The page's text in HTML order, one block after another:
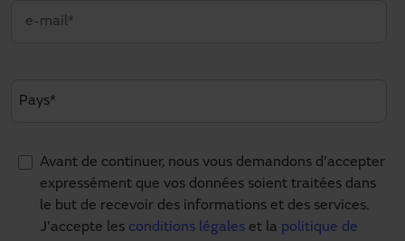
Avant de continuer, nous vous demandons d'accepter
expressément que vos données soient traitées dans
le but de recevoir des informations et des services.
J'accepte les conditions légales et la politique de